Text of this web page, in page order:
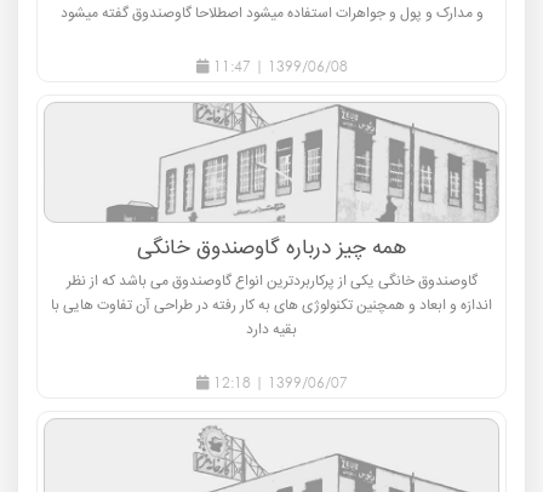
1399/06/08 | 11:47
و مدارک و پول و جواهرات استفاده میشود اصطلاحا گاوصندوق گفته میشود
1399/06/07 | 12:18
همه چیز درباره گاوصندوق خانگی
گاوصندوق خانگی یکی از پرکاربردترین انواع گاوصندوق می باشد که از نظر
اندازه و ابعاد و همچنین تکنولوژی های به کار رفته در طراحی آن تفاوت هایی با
بقیه دارد